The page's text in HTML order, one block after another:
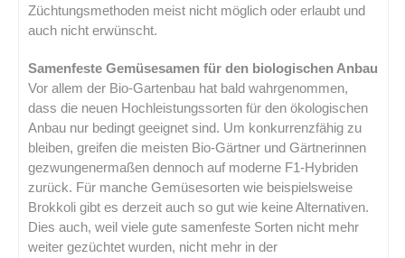
Züchtungsmethoden meist nicht möglich oder erlaubt und
auch nicht erwünscht.
Samenfeste Gemüsesamen für den biologischen Anbau
Vor allem der Bio-Gartenbau hat bald wahrgenommen,
dass die neuen Hochleistungssorten für den ökologischen
Anbau nur bedingt geeignet sind. Um konkurrenzfähig zu
bleiben, greifen die meisten Bio-Gärtner und Gärtnerinnen
gezwungenermaßen dennoch auf moderne F1-Hybriden
zurück. Für manche Gemüsesorten wie beispielsweise
Brokkoli gibt es derzeit auch so gut wie keine Alternativen.
Dies auch, weil viele gute samenfeste Sorten nicht mehr
weiter gezüchtet wurden, nicht mehr in der